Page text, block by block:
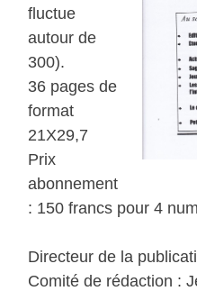
fluctue
autour de
300).
36 pages de
format
21X29,7
Prix
abonnement
: 150 francs pour 4
Directeur de la
Comité de rédaction :